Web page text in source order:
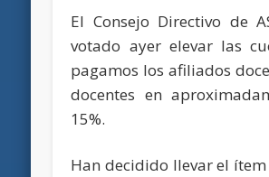
El Consejo Directivo de
votado ayer elevar las
pagamos los afiliados
docentes en
15%.
Han decidido llevar el